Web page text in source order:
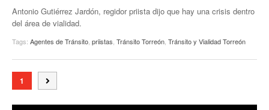
Antonio Gutiérrez Jardón, regidor priista dijo que hay una crisis dentro
del área de vialidad.
Tags: Agentes de Tránsito priistas Tránsito Torreón Tránsito y Vialidad Torreón
1